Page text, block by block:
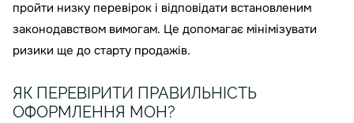
пройти низку перевірок і відповідати встановленим
законодавством вимогам. Це допомагає мінімізувати
ризики ще до старту продажів.
ЯК ПЕРЕВІРИТИ ПРАВИЛЬНІСТЬ
ОФОРМЛЕННЯ МОН?